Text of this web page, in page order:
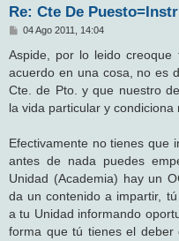
Re: Cte De
M
n
s
a
j
e
04 Ago 2011, 14:04
Aspide, por lo leido creoque
acuerdo en una cosa, no es
Cte. de Pto. y que nuestro
la vida particular y condiciona
Efectivamente no tienes que
antes de nada puedes
Unidad (Academia) hay un
da un contenido a impartir,
a tu Unidad informando
forma que tú tienes el